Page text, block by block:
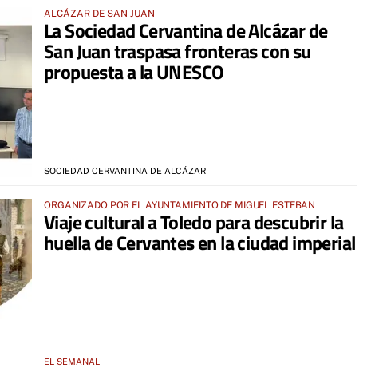
ALCÁZAR DE SAN JUAN
La Sociedad Cervantina de Alcázar de
San Juan traspasa fronteras con su
propuesta a la UNESCO
SOCIEDAD CERVANTINA DE ALCÁZAR
ORGANIZADO POR EL AYUNTAMIENTO DE MIGUEL ESTEBAN
Viaje cultural a Toledo para descubrir la
huella de Cervantes en la ciudad imperial
EL SEMANAL